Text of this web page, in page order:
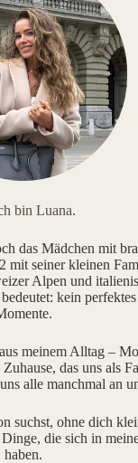
bin Luana.
das Mädchen mit
mit seiner kleinen
Alpen und
kein
meinem Alltag –
das uns als
alle manchmal an
suchst, ohne dich
die sich in
haben.